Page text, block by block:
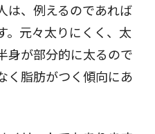
は、例えるのであれば
。元々太りにくく、太
身が部分的に太るので
く脂肪がつく傾向にあ